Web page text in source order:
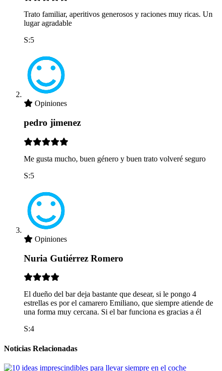
Trato familiar, aperitivos generosos y raciones muy ricas. Un
lugar agradable
S:5
Opiniones
pedro jimenez
Me gusta mucho, buen género y buen trato volveré seguro
S:5
Opiniones
Nuria Gutiérrez Romero
El dueño del bar deja bastante que desear, si le pongo 4
estrellas es por el camarero Emiliano, que siempre atiende de
una forma muy cercana. Si el bar funciona es gracias a él
S:4
Noticias Relacionadas